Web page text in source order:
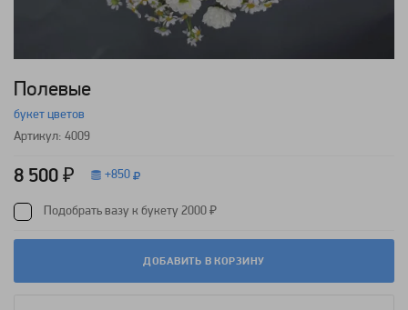
Полевые
букет цветов
Артикул: 4009
8 500 ₽ +850
Подобрать вазу к букету 2000 ₽
ДОБАВИТЬ В КОРЗИНУ